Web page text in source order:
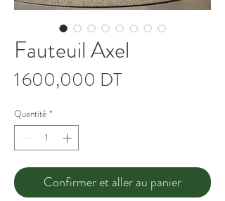
Fauteuil Axel
1 600,000 DTPrix
Quantité *
Confirmer et aller au panier